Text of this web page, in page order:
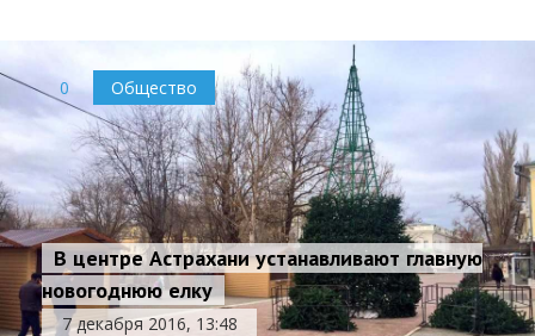
0 Общество
В центре Астрахани устанавливают главную
новогоднюю елку
7 декабря 2016, 13:48